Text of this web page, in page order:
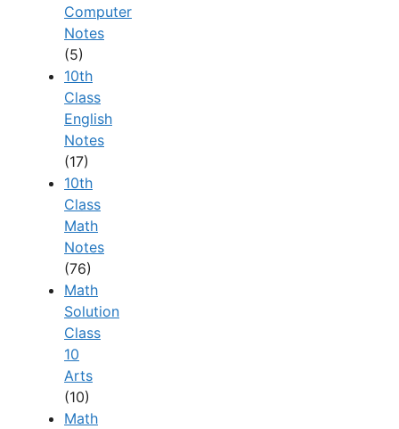
Computer
Notes
(5)
10th
Class
English
Notes
(17)
10th
Class
Math
Notes
(76)
Math
Solution
Class
10
Arts
(10)
Math